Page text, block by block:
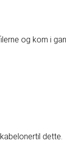
og kom i
til dette.